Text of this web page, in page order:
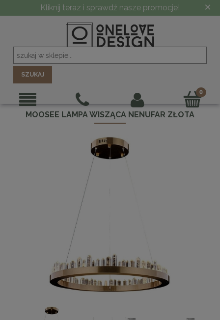
-10% PRZY ZAMÓWIENIU POWYŻEJ 5000 ZŁ ×
SZUKAJ
MOOSEE LAMPA WISZĄCA NENUFAR ZŁOTA